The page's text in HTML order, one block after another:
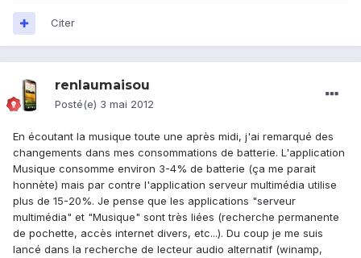
Citer
renlaumaisou
Posté(e) 3 mai 2012
En écoutant la musique toute une après midi, j'ai remarqué des
changements dans mes consommations de batterie. L'application
Musique consomme environ 3-4% de batterie (ça me parait
honnète) mais par contre l'application serveur multimédia utilise
plus de 15-20%. Je pense que les applications "serveur
multimédia" et "Musique" sont très liées (recherche permanente
de pochette, accès internet divers, etc...). Du coup je me suis
lancé dans la recherche de lecteur audio alternatif (winamp,